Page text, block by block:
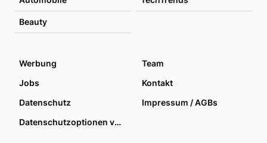
Beauty
Werbung
Team
Jobs
Kontakt
Datenschutz
Impressum / AGBs
Datenschutzoptionen verwalten